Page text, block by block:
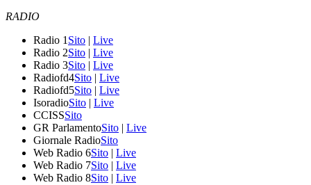
RADIO
Radio 1 Sito | Live
Radio 2Sito | Live
Radio 3Sito | Live
Radiofd4Sito | Live
Radiofd5Sito | Live
IsoradioSito | Live
CCISSSito
GR ParlamentoSito | Live
Giornale RadioSito
Web Radio 6Sito | Live
Web Radio 7Sito | Live
Web Radio 8Sito | Live